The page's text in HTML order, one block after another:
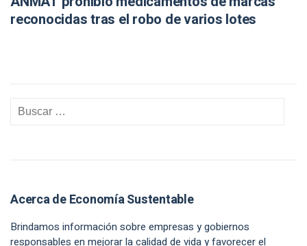
reconocidas tras el robo de varios lotes
Acerca de Economía Sustentable
Brindamos información sobre empresas y gobiernos
responsables en mejorar la calidad de vida y favorecer el